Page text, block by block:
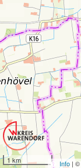
1 km Info | ©